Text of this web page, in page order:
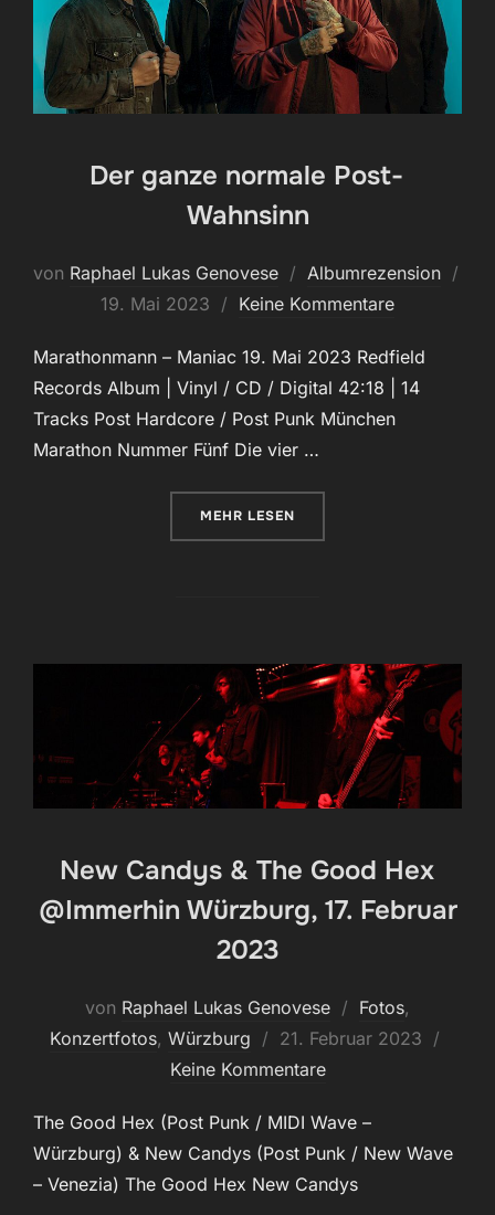
Der ganze normale Post-
Wahnsinn
von Raphael Lukas Genovese
Albumrezension
Veröffentlicht
19. Mai 2023 Keine Kommentare
Marathonmann – Maniac 19. Mai 2023 Redfield
Records Album | Vinyl / CD / Digital 42:18 | 14
Tracks Post Hardcore / Post Punk München
Marathon Nummer Fünf Die vier …
MEHR ÜBER „DER GANZE NORMALE
LESEN
New Candys & The Good Hex
@Immerhin Würzburg, 17. Februar
2023
von Raphael Lukas Genovese Fotos,
Konzertfotos, Würzburg
Veröffentlicht
am
21. Februar 2023
Keine Kommentare
The Good Hex (Post Punk / MIDI Wave –
Würzburg) & New Candys (Post Punk / New Wave
– Venezia) The Good Hex New Candys